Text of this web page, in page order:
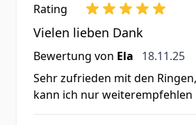
Rating
Vielen lieben Dank
Bewertung von Ela 18.
18.11.25
Sehr zufrieden mit den
kann ich nur weiterempfehlen